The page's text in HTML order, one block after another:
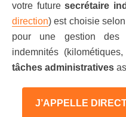
votre futuresecrétaire
direction) est choisie
pour une gestion
indemnités
tâches administratives
J’APPELLE